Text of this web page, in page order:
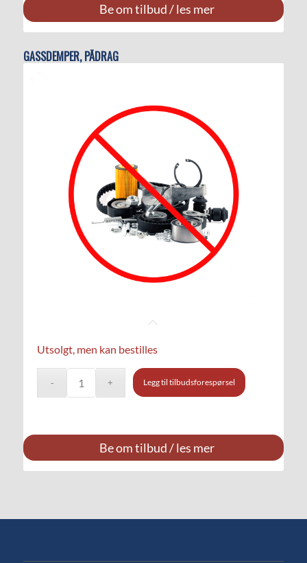
Be om tilbud / les mer
GASSDEMPER, PÅDRAG
Utsolgt, men kan bestilles
Legg til tilbudsforespørsel
Be om tilbud / les mer